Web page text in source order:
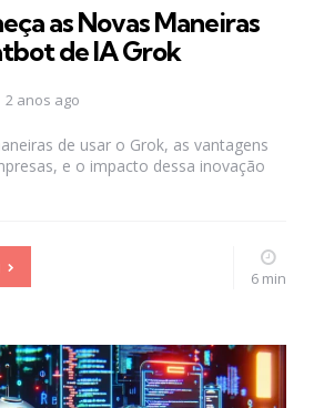
as Novas Maneiras
de IA Grok
2 anos ago
de usar o Grok, as vantagens
e o impacto dessa inovação
6 min